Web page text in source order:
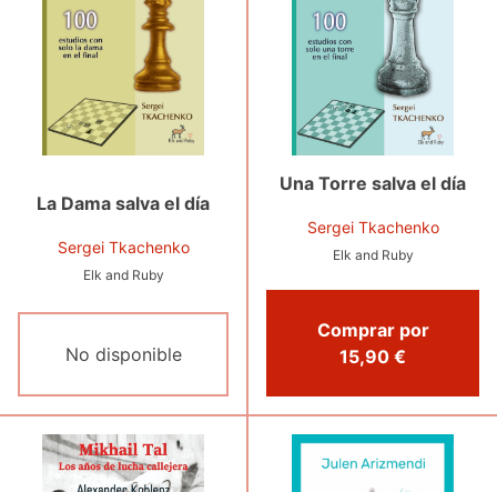
La Dama salva el día
Sergei Tkachenko
Elk and Ruby
No disponible
Una Torre salva el día
Sergei Tkachenko
Elk and Ruby
Comprar por
15,90 €